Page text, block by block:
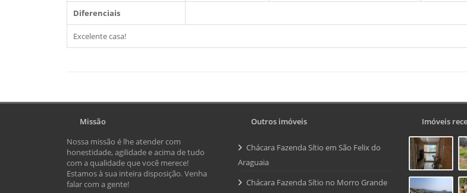
Diferenciais
Excelente casa!
Missão
Nossa missão é lhe atender com
honestidade, agilidade e acima de tudo
com a qualidade que você merece!
Estamos à sua inteira disposição. Venha
falar com a gente!
Outros imóveis
Chácara Fazenda Sítio em São Felix do
Araguaia
Chácara Fazenda Sítio no Morro Grande
Imóveis